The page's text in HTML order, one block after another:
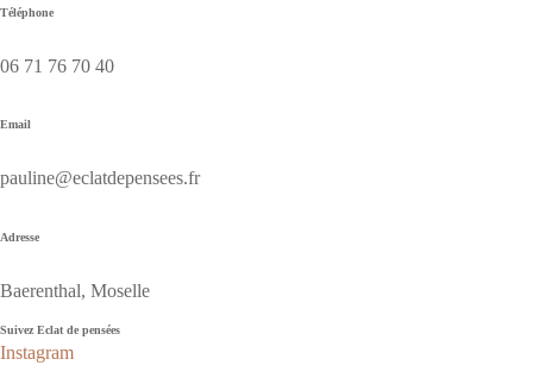
Téléphone
06 71 76 70 40
Email
pauline@eclatdepensees.fr
Adresse
Baerenthal, Moselle
Suivez Eclat de pensées
Instagram